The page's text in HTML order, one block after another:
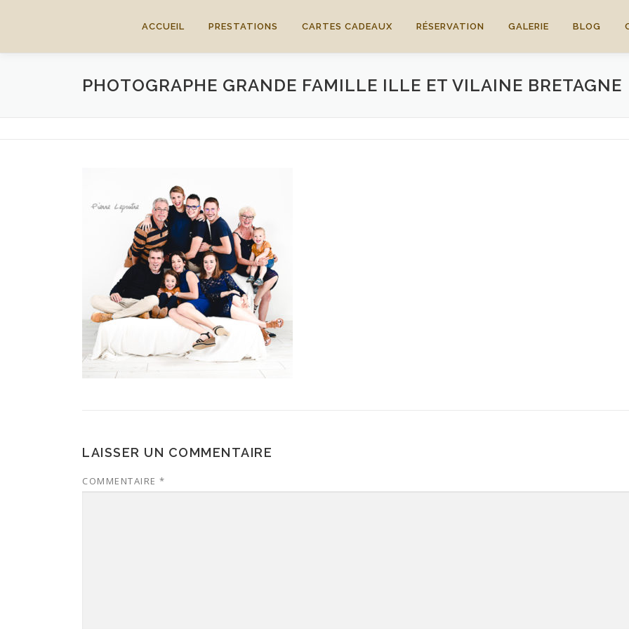
ACCUEIL PRESTATIONS CARTES CADEAUX RÉSERVATION GALERIE BLOG
PHOTOGRAPHE GRANDE FAMILLE ILLE ET VILAINE BRETAGNE
LAISSER UN COMMENTAIRE
COMMENTAIRE *